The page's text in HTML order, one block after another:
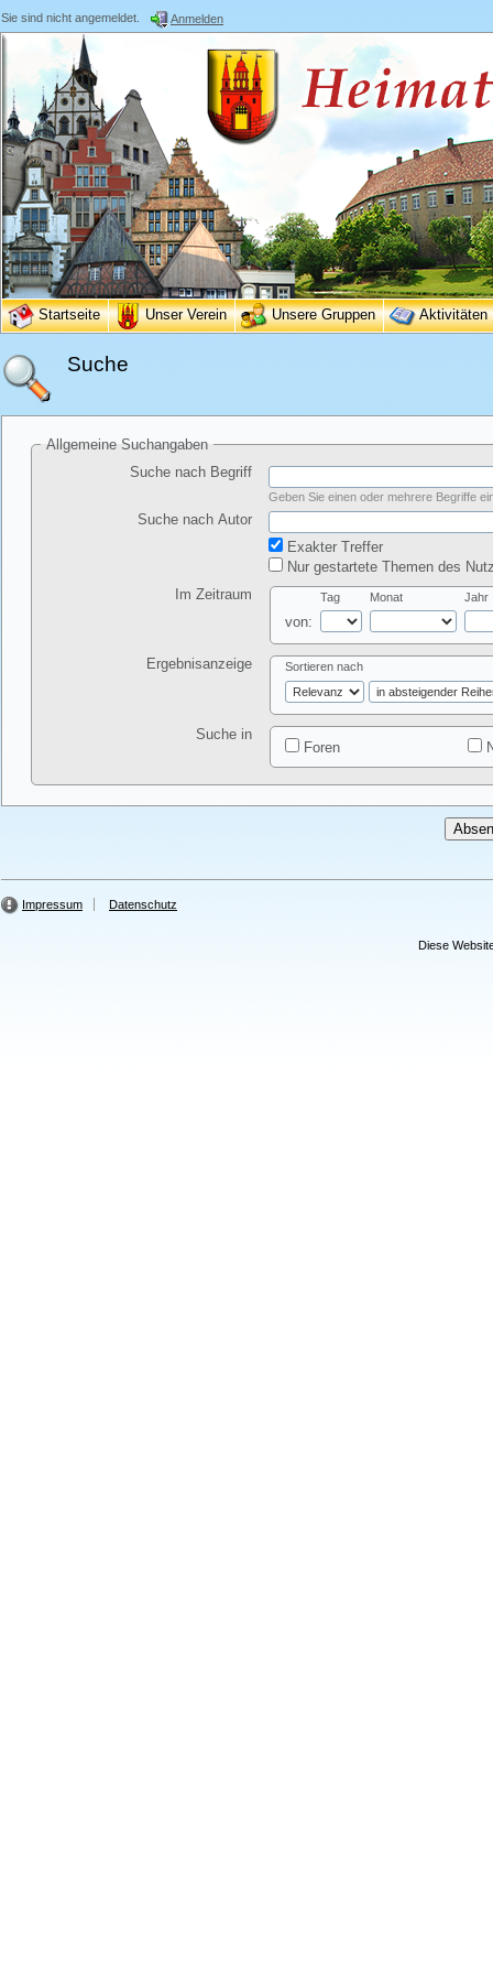
Sie sind nicht angemeldet. Anmelden
Startseite Unser Verein Unsere Gruppen Aktivitäten
Suche
Allgemeine Suchangaben
Suche nach Begriff
Geben Sie einen oder mehrere Begriffe
Suche nach Autor
Exakter Treffer
Nur gestartete Themen des
Im Zeitraum
von:
Tag Monat Jahr
Ergebnisanzeige Sortieren nach
Suche in
Foren
Impressum Datenschutz
Diese